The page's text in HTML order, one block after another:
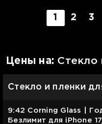
1 2 3
Цены на: Стекло
Стекло и пленки
9:42 Corning Glass |
Безлимит для iPhone